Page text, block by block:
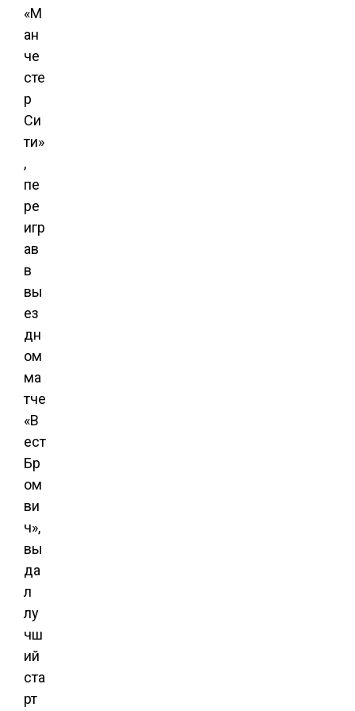
«М
ан
че
сте
р
Си
ти»
,
пе
ре
игр
ав
в
вы
ез
дн
ом
ма
тче
«В
ест
Бр
ом
ви
ч»,
вы
да
л
лу
чш
ий
ста
рт